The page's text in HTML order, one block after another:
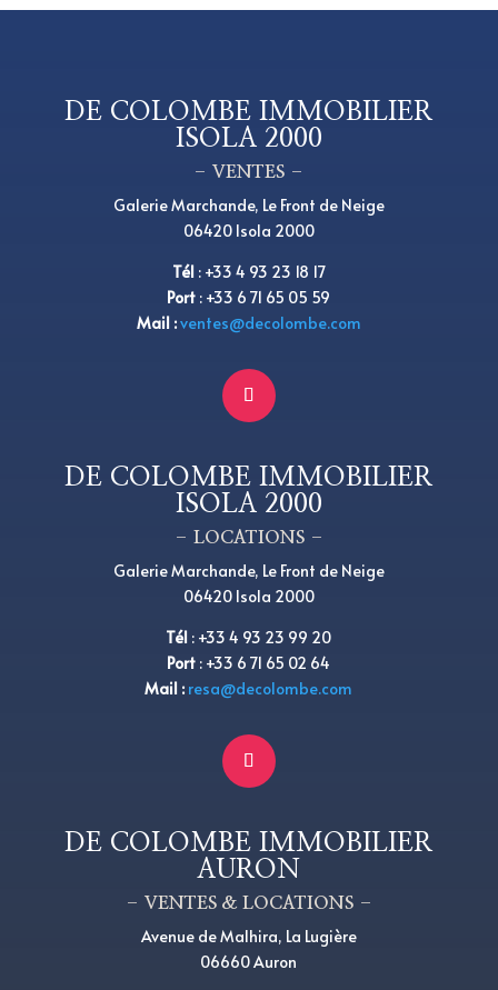
DE COLOMBE IMMOBILIER
ISOLA 2000
– VENTES –
Galerie Marchande, Le Front de Neige
06420 Isola 2000
Tél: +33 4 93 23 18 17
Port : +33 6 71 65 05 59
Mail :ventes@decolombe.com
DE COLOMBE IMMOBILIER
ISOLA 2000
– LOCATIONS –
Galerie Marchande, Le Front de Neige
06420 Isola 2000
Tél : +33 4 93 23 99 20
Port : +33 6 71 65 02 64
Mail : resa@decolombe.com
DE COLOMBE IMMOBILIER
AURON
– VENTES & LOCATIONS –
Avenue de Malhira, La Lugière
06660 Auron